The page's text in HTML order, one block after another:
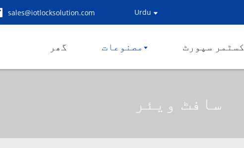
sales@iotlocksolution.com Urdu
گھر مصنوعات کسٹمر سپورٹ
سافٹ ویئر